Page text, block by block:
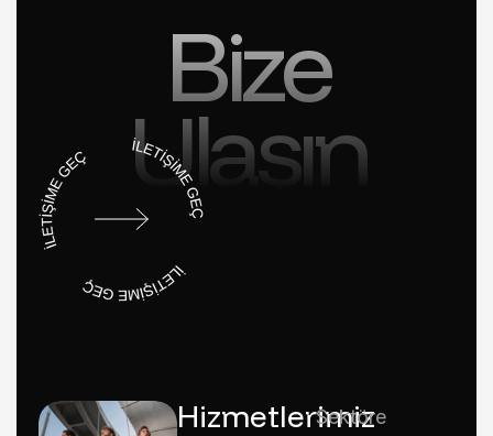
Bize
Ulaşın
Hizmetlerimiz
Sektöre